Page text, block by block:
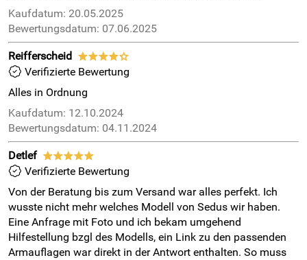
Kaufdatum: 20.05.2025
Bewertungsdatum: 07.06.2025
Reifferscheid ****o
Verifizierte Bewertung
Alles in Ordnung
Kaufdatum: 12.10.2024
Bewertungsdatum: 04.11.2024
Detlef *****
Verifizierte Bewertung
Von der Beratung bis zum Versand war alles perfekt. Ich
wusste nicht mehr welches Modell von Sedus wir haben.
Eine Anfrage mit Foto und ich bekam umgehend
Hilfestellung bzgl des Modells, ein Link zu den passenden
Armauflagen war direkt in der Antwort enthalten. So muss